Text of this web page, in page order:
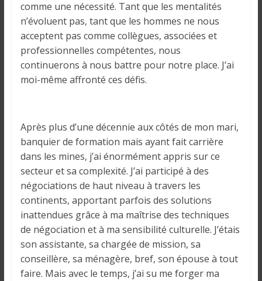
comme une nécessité. Tant que les mentalités
n’évoluent pas, tant que les hommes ne nous
acceptent pas comme collègues, associées et
professionnelles compétentes, nous
continuerons à nous battre pour notre place. J’ai
moi-même affronté ces défis.
Après plus d’une décennie aux côtés de mon mari,
banquier de formation mais ayant fait carrière
dans les mines, j’ai énormément appris sur ce
secteur et sa complexité. J’ai participé à des
négociations de haut niveau à travers les
continents, apportant parfois des solutions
inattendues grâce à ma maîtrise des techniques
de négociation et à ma sensibilité culturelle. J’étais
son assistante, sa chargée de mission, sa
conseillère, sa ménagère, bref, son épouse à tout
faire. Mais avec le temps, j’ai su me forger ma